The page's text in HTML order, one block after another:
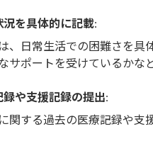
況を具体的に記載:
、日常生活での困難さを具
サポートを受けているかな
や支援記録の提出:
関する過去の医療記録や支